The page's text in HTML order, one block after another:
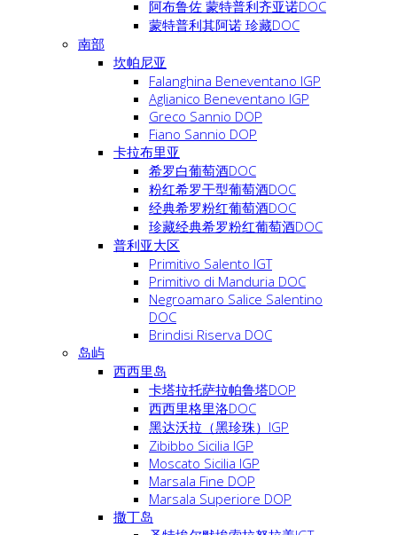
阿布鲁佐 蒙特普利齐亚诺DOC
蒙特普利其阿诺 珍藏DOC
南部
坎帕尼亚
Falanghina Beneventano IGP
Aglianico Beneventano IGP
Greco Sannio DOP
Fiano Sannio DOP
卡拉布里亚
希罗白葡萄酒DOC
粉红希罗干型葡萄酒DOC
经典希罗粉红葡萄酒DOC
珍藏经典希罗粉红葡萄酒DOC
普利亚大区
Primitivo Salento IGT
Primitivo di Manduria DOC
Negroamaro Salice Salentino
DOC
Brindisi Riserva DOC
岛屿
西西里岛
卡塔拉托萨拉帕鲁塔DOP
西西里格里洛DOC
黑达沃拉（黑珍珠）IGP
Zibibbo Sicilia IGP
Moscato Sicilia IGP
Marsala Fine DOP
Marsala Superiore DOP
撒丁岛